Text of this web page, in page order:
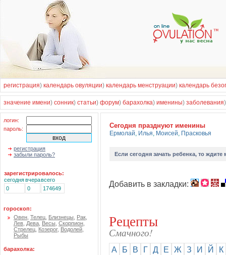
регистрация) календарь овуляции) календарь менструации) календарь
значение имени) сонник) статьи) форум) барахолка) именины) заболевания
логин:
пароль:
регистрация
забыли пароль?
зарегистрировалось:
сегоднявчеравсего
0
0 174649
гороскоп:
Овен Телец Близнецы Рак
Лев Дева Весы Скорпион
Стрелец Козерог, Водолей
Рыбы
барахолка:
Cегодня празднуют именины
Ермолай, Илья, Моисей, Прасковья
Если сегодня зачать ребенка, то
Добавить в закладки:
Рецепты
Смачного!
А Б В Г Д Е Ж З И Й К